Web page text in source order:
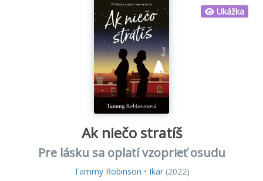
Ukážka
Ak niečo stratíš
Pre lásku sa oplatí vzoprieť osudu
Tammy Robinson • Ikar(2022)